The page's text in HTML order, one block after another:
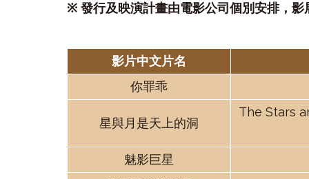
※ 發行及映演計畫由電影公司個別安排，
影片中文片名
你罪乖
星與月是天上的洞
The Stars
魅影巨星